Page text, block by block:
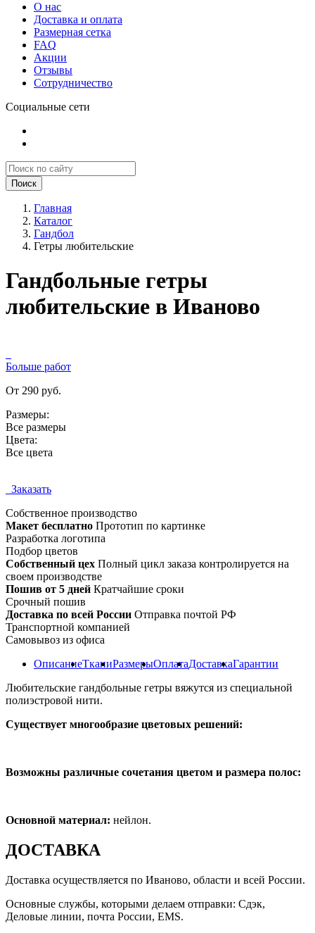
О нас
Доставка и оплата
Размерная сетка
FAQ
Акции
Отзывы
Сотрудничество
Социальные сети
Поиск
Главная
Каталог
Гандбол
Гетры любительские
Гандбольные гетры
любительские в Иваново
Больше работ
От 290 руб.
Размеры:
Все размеры
Цвета:
Все цвета
Заказать
Собственное производство
Макет бесплатно Прототип по картинке
Разработка логотипа
Подбор цветов
Собственный цех Полный цикл заказа контролируется на
своем производстве
Пошив от 5 дней Кратчайшие сроки
Срочный пошив
Доставка по всей России Отправка почтой РФ
Транспортной компанией
Самовывоз из офиса
ОписаниеТканиРазмерыОплатаДоставкаГарантии
Любительские гандбольные гетры вяжутся из специальной
полиэстровой нити.
Существует многообразие цветовых решений:
Возможны различные сочетания цветом и размера полос:
Основной материал: нейлон.
ДОСТАВКА
Доставка осуществляется по Иваново, области и всей России.
Основные службы, которыми делаем отправки: Сдэк,
Деловые линии, почта России, EMS.